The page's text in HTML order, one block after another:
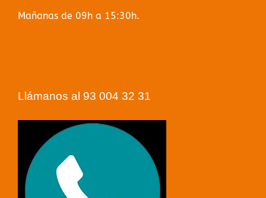
Mañanas de 09h a 15:30h.
Llámanos al 93 004 32 31